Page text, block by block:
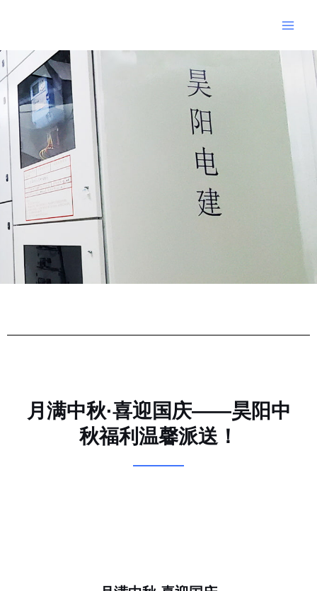
容
月满中秋·喜迎国庆——昊阳中
秋福利温馨派送！
Post
navigation